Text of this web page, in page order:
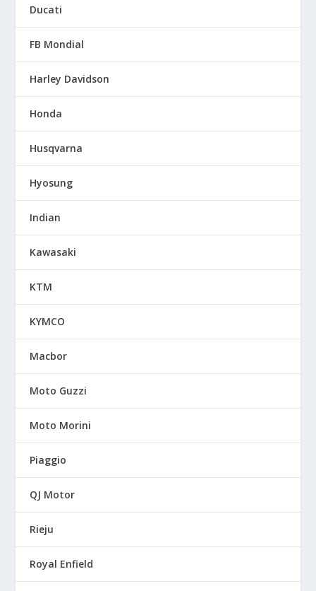
Ducati
FB Mondial
Harley Davidson
Honda
Husqvarna
Hyosung
Indian
Kawasaki
KTM
KYMCO
Macbor
Moto Guzzi
Moto Morini
Piaggio
QJ Motor
Rieju
Royal Enfield